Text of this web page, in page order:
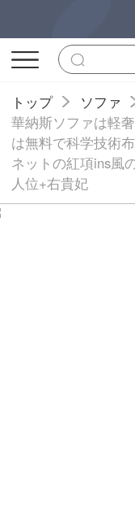
トップ
ソファ
華納斯ソファは軽
は無料で科学技術
ネットの紅項ins風
人位+右貴妃